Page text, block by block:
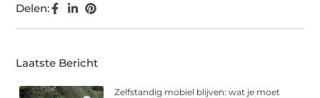
Delen:
Laatste Bericht
Zelfstandig mobiel blijven: wat je moet